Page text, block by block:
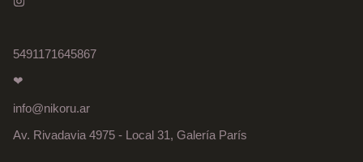
5491171645867
❤
info@nikoru.ar
Av. Rivadavia 4975 - Local 31, Galería París